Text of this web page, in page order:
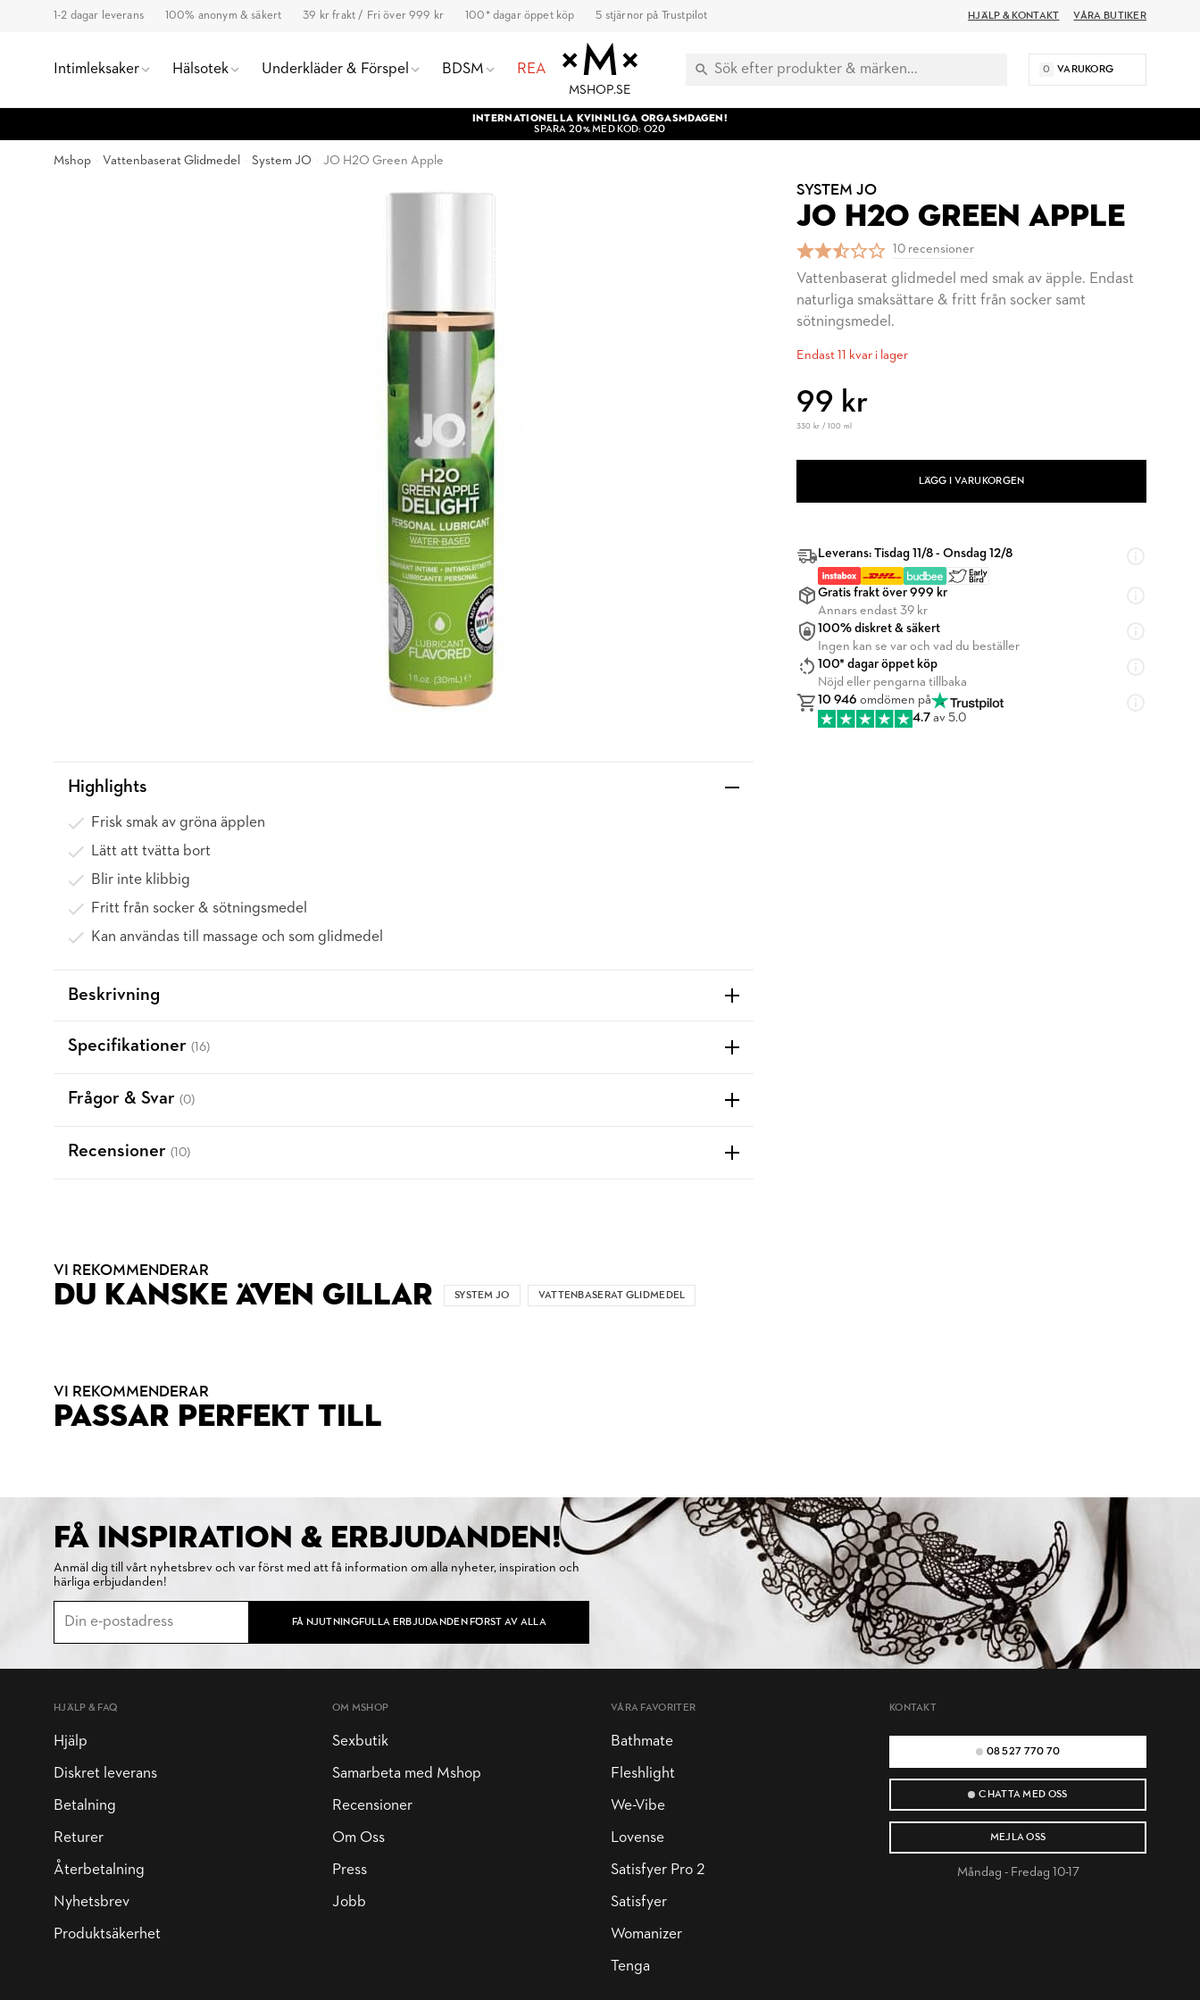
1-2 dagar leverans 100% anonym & säkert 39 kr frakt / Fri över 999 kr 100* dagar öppet köp 5 stjärnor på Trustpilot HJÄLP & KONTAKT VÅRA BUTIKER
Intimleksaker Hälsotek Underkläder & Förspel BDSM REA
MSHOP.SE
0 VARUKORG
INTERNATIONELLA KVINNLIGA ORGASMDAGEN!
SPARA 20% MED KOD: O20
Mshop Vattenbaserat Glidmedel System JO JO H2O Green Apple
SYSTEM JO
JO H2O GREEN APPLE
10 recensioner
Vattenbaserat glidmedel med smak av äpple. Endast
naturliga smaksättare & fritt från socker samt
sötningsmedel.
Endast 11 kvar i lager
99 kr
330 kr / 100 ml
LÄGG I VARUKORGEN
Leverans: Tisdag 11/8 - Onsdag 12/8
Gratis frakt över 999 kr
Annars endast 39 kr
100% diskret & säkert
Ingen kan se var och vad du beställer
100* dagar öppet köp
Nöjd eller pengarna tillbaka
10 946 omdömen på
4.7 av 5.0
Highlights
Frisk smak av gröna äpplen
Lätt att tvätta bort
Blir inte klibbig
Fritt från socker & sötningsmedel
Kan användas till massage och som glidmedel
Beskrivning
Specifikationer (16)
Frågor & Svar (0)
Recensioner (10)
VI REKOMMENDERAR
DU KANSKE ÄVEN GILLAR SYSTEM JO VATTENBASERAT GLIDMEDEL
VI REKOMMENDERAR
PASSAR PERFEKT TILL
FÅ INSPIRATION & ERBJUDANDEN!
Anmäl dig till vårt nyhetsbrev och var först med att få information om alla nyheter, inspiration och
härliga erbjudanden!
FÅ NJUTNINGFULLA ERBJUDANDEN FÖRST AV ALLA
KONTAKT
08 527 770 70
CHATTA MED OSS
MEJLA OSS
Måndag - Fredag 10-17
HJÄLP & FAQ
Hjälp
Diskret leverans
Betalning
Returer
Återbetalning
Nyhetsbrev
Produktsäkerhet
OM MSHOP
Sexbutik
Samarbeta med Mshop
Recensioner
Om Oss
Press
Jobb
VÅRA FAVORITER
Bathmate
Fleshlight
We-Vibe
Lovense
Satisfyer Pro 2
Satisfyer
Womanizer
Tenga